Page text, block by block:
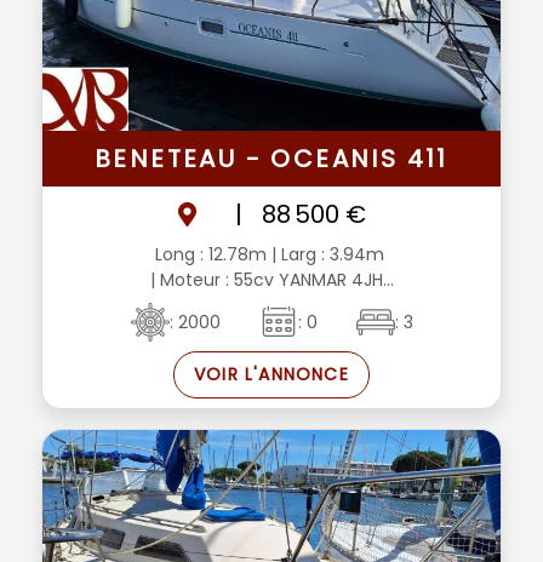
BENETEAU - OCEANIS 411
|
88 500 €
Long : 12.78m | Larg : 3.94m
| Moteur : 55cv YANMAR 4JH...
: 2000
: 0 : 3
VOIR L'ANNONCE